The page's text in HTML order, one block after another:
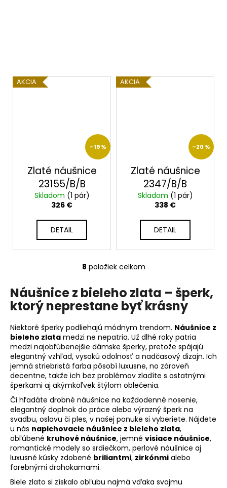
AKCIA
–19 %
Zlaté náušnice
23155/B/B
Skladom (1 pár)
326 €
DETAIL
AKCIA
–20 %
Zlaté náušnice
2347/B/B
Skladom (1 pár)
338 €
DETAIL
O
l
á
a
c
i
e
p
r
k
y
v
ý
p
i
u
8 položiek celkom
Náušnice z bieleho zlata – šperk,
ktorý neprestane byť krásny
Niektoré šperky podliehajú módnym trendom. Náušnice z
bieleho zlata medzi ne nepatria. Už dlhé roky patria
medzi najobľúbenejšie dámske šperky, pretože spájajú
elegantný vzhľad, vysokú odolnosť a nadčasový dizajn. Ich
jemná striebristá farba pôsobí luxusne, no zároveň
decentne, takže ich bez problémov zladíte s ostatnými
šperkami aj akýmkoľvek štýlom oblečenia.
Či hľadáte drobné náušnice na každodenné nosenie,
elegantný doplnok do práce alebo výrazný šperk na
svadbu, oslavu či ples, v našej ponuke si vyberiete. Nájdete
u nás napichovacie náušnice z bieleho zlata,
obľúbené kruhové náušnice, jemné visiace náušnice,
romantické modely so srdiečkom, perlové náušnice aj
luxusné kúsky zdobené briliantmi, zirkónmi alebo
farebnými drahokamami.
Biele zlato si získalo obľubu najmä vďaka svojmu